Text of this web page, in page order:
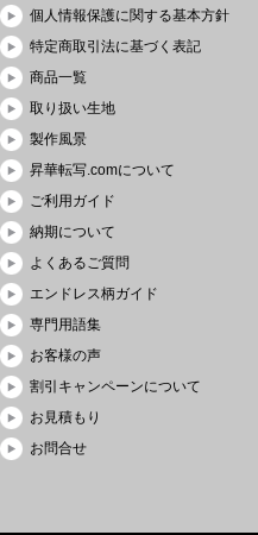
個人情報保護に関する基本方針
特定商取引法に基づく表記
商品一覧
取り扱い生地
製作風景
昇華転写.comについて
ご利用ガイド
納期について
よくあるご質問
エンドレス柄ガイド
専門用語集
お客様の声
割引キャンペーンについて
お見積もり
お問合せ